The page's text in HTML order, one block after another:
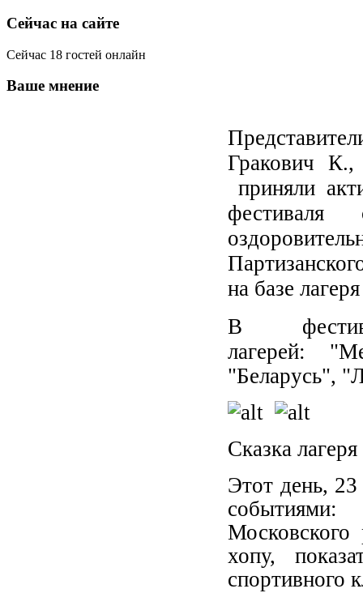
Сейчас на сайте
Сейчас 18 гостей онлайн
Ваше мнение
Гракович
приняли
на базе
В
лагерей:
"Беларусь",
Сказка
Этот день,
хопу,
спортивного